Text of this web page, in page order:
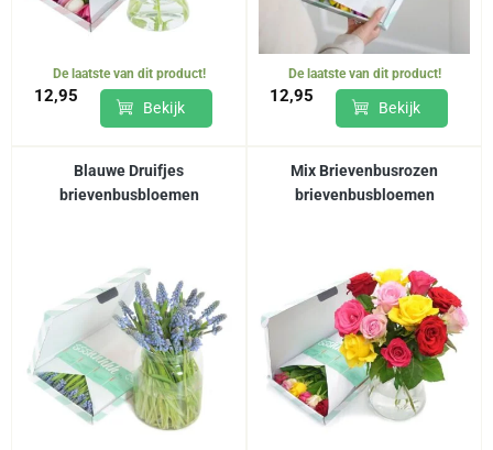
De laatste van dit product!
12,95
Bekijk
De laatste van dit product!
12,95
Bekijk
Blauwe Druifjes
brievenbusbloemen
Mix Brievenbusrozen
brievenbusbloemen